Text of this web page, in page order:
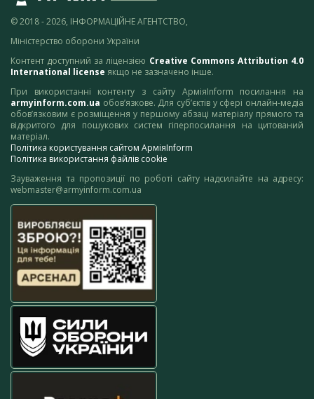
© 2018 - 2026, ІНФОРМАЦІЙНЕ АГЕНТСТВО,
Міністерство оборони України
Контент доступний за ліцензією Creative Commons Attribution 4.0
International license якщо не зазначено інше.
При використанні контенту з сайту АрміяInform посилання на
armyinform.com.ua обов’язкове. Для суб’єктів у сфері онлайн-медіа
обов’язковим є розміщення у першому абзаці матеріалу прямого та
відкритого для пошукових систем гіперпосилання на цитований
матеріал.
Політика користування сайтом АрміяInform
Політика використання файлів cookie
Зауваження та пропозиції по роботі сайту надсилайте на адресу:
webmaster@armyinform.com.ua